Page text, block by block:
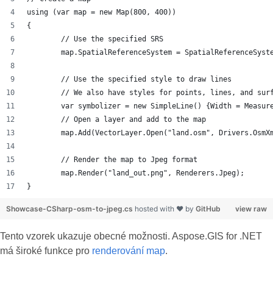
using (var map = new Map(800, 400))
{
	// Use the specified SRS
map.SpatialReferenceSystem =
	// Use the specified style to draw lines
// We also have styles for points, lines, and
var symbolizer = new SimpleLine() {Width =
	// Open a layer and add to the map
map.Add(VectorLayer.Open("land.osm",
	// Render the map to Jpeg format
	map.Render("land_out.png", Renderers.Jpeg);
}
view raw
Showcase-CSharp-osm-to-jpeg.cs hosted with ❤ by GitHub
Tento vzorek ukazuje obecné možnosti. Aspose.GIS for .NET
má široké funkce pro renderování map.